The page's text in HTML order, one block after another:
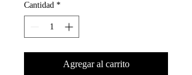
Cantidad *
Agregar al carrito